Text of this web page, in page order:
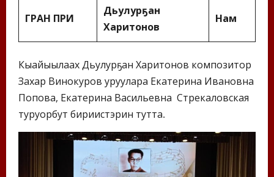
ГРАН ПРИ
Дьулурҕан
Харитонов
Нам
Кыайыылаах Дьулурҕан Харитонов композитор
Захар Винокуров уруулара Екатерина Ивановна
Попова, Екатерина Васильевна Стрекаловская
туруорбут бириистэрин тутта.